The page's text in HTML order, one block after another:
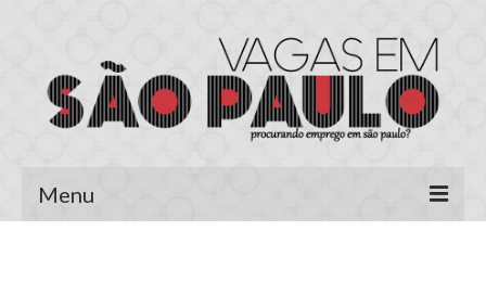
Menu